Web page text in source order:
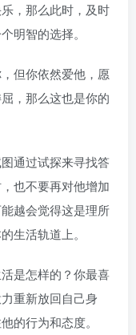
，那么此时，及时
明智的选择。
但你依然爱他，愿
，那么这也是你的
通过试探来寻找答
也不要再对他增加
越会觉得这是理所
生活轨道上。
是怎样的？你最喜
重新放回自己身
的行为和态度。